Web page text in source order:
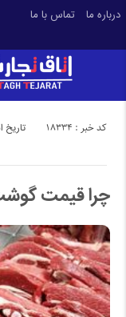
درباره ما تماس با ما
تاریخ کد خبر : 18334
چرا قیمت